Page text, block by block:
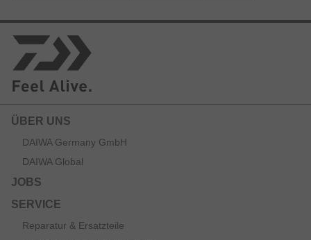
ÜBER UNS
DAIWA Germany GmbH
DAIWA Global
JOBS
SERVICE
Reparatur & Ersatzteile